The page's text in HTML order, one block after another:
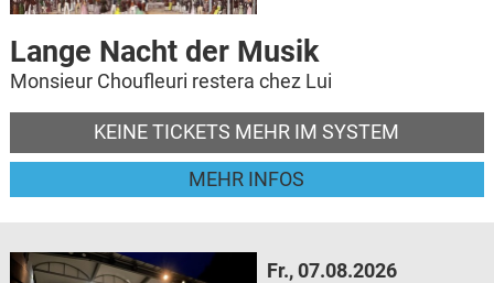
Lange Nacht der Musik
Monsieur Choufleuri restera chez Lui
KEINE TICKETS MEHR IM SYSTEM
MEHR INFOS
Fr., 07.08.2026